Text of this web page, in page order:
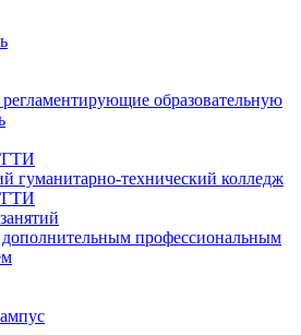
образовательную
гуманитарно-технический колледж
профессиональным